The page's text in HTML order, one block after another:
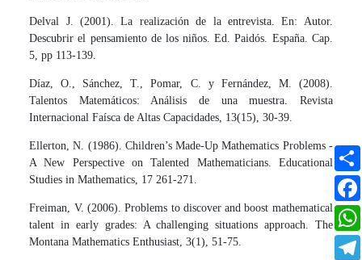
Delval J. (2001). La realización de la entrevista. En: Autor.
Descubrir el pensamiento de los niños. Ed. Paidós. España. Cap.
5, pp 113-139.
Díaz, O., Sánchez, T., Pomar, C. y Fernández, M. (2008).
Talentos Matemáticos: Análisis de una muestra. Revista
Internacional Faísca de Altas Capacidades, 13(15), 30-39.
Ellerton, N. (1986). Children’s Made-Up Mathematics Problems -
A New Perspective on Talented Mathematicians. Educational
Studies in Mathematics, 17 261-271.
Freiman, V. (2006). Problems to discover and boost mathematical
talent in early grades: A challenging situations approach. The
Montana Mathematics Enthusiast, 3(1), 51-75.